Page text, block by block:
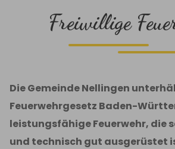
Freiwillige
Die Gemeinde Nellingen
Feuerwehrgesetz Baden-
leistungsfähige Feuerwehr, die
und technisch gut ausgerüstet